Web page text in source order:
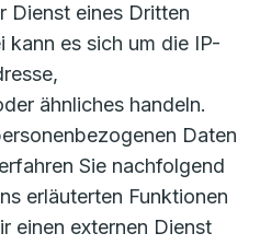
Dienst eines Dritten
kann es sich um die IP-
ähnliches handeln.
Daten
Sie nachfolgend
erläuterten Funktionen
einen externen Dienst